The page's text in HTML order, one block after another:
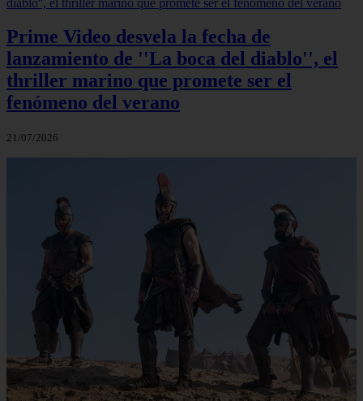
Prime Video desvela la fecha de
lanzamiento de ''La boca del diablo'', el
thriller marino que promete ser el
fenómeno del verano
21/07/2026